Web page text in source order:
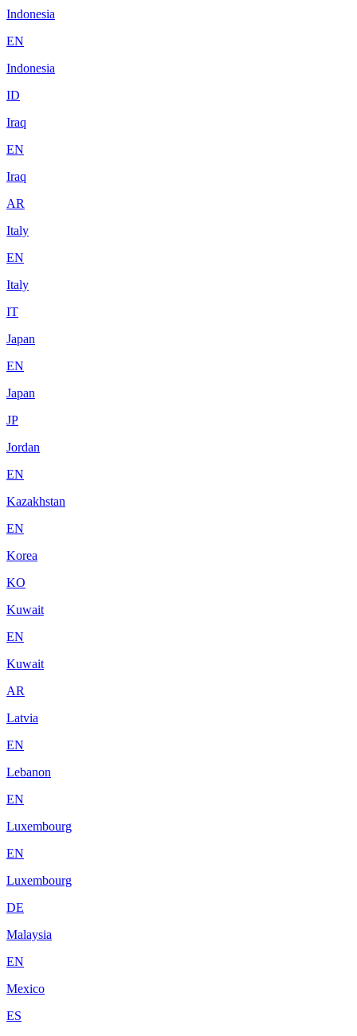
Indonesia
EN
Indonesia
ID
Iraq
EN
Iraq
AR
Italy
EN
Italy
IT
Japan
EN
Japan
JP
Jordan
EN
Kazakhstan
EN
Korea
KO
Kuwait
EN
Kuwait
AR
Latvia
EN
Lebanon
EN
Luxembourg
EN
Luxembourg
DE
Malaysia
EN
Mexico
ES